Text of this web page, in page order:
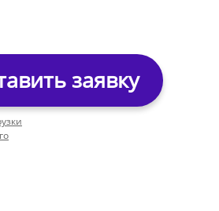
заявку